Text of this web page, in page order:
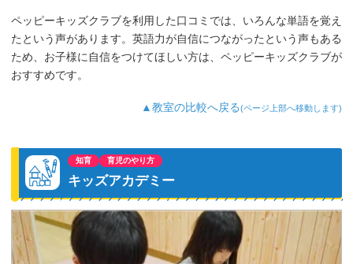
通っています。習い事で英語・習字・ス
イミングに通っているので『部活動が始
まったらどれか辞める?』と娘に聞くと
からも成長して欲しいと思います。
ペッピーキッズクラブを利用した口コミでは、いろんな単語を覚え
たという声があります。英語力が自信につながったという声もある
ため、お子様に自信をつけてほしい方は、ペッピーキッズクラブが
おすすめです。
▲教室の比較へ戻る(ページ上部へ移動します)
知育 育児のやり方
キッズアカデミー